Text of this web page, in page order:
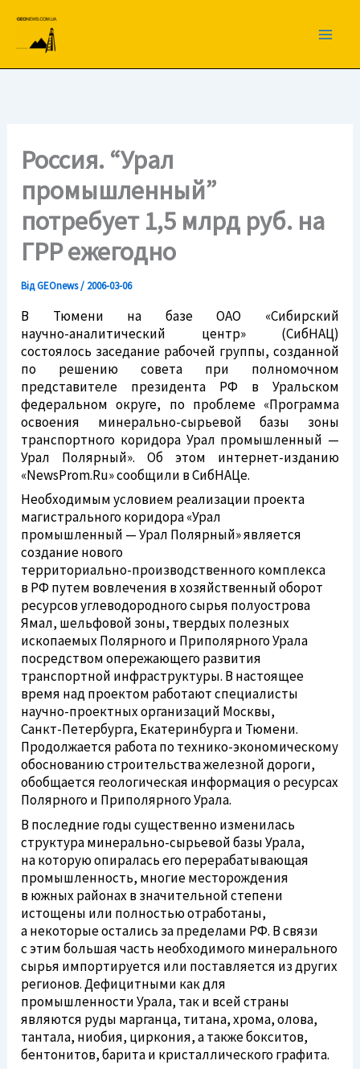
вмісту
Россия. “Урал
промышленный”
потребует 1,5 млрд руб. на
ГРР ежегодно
ВідGEOnews/ 2006-03-06
В Тюмени на базе ОАО «Сибирский
научно-аналитический центр» (СибНАЦ)
состоялось заседание рабочей группы, созданной
по решению совета при полномочном
представителе президента РФ в Уральском
федеральном округе, по проблеме «Программа
освоения минерально-сырьевой базы зоны
транспортного коридора Урал промышленный —
Урал Полярный». Об этом интернет-изданию
«NewsProm.Ru» сообщили в СибНАЦе.
Необходимым условием реализации проекта
магистрального коридора «Урал
промышленный — Урал Полярный» является
создание нового
территориально-производственногокомплекса
в РФ путем вовлечения в хозяйственный оборот
ресурсов углеводородного сырья полуострова
Ямал, шельфовой зоны, твердых полезных
ископаемых Полярного и Приполярного Урала
посредством опережающего развития
транспортной инфраструктуры. В настоящее
время над проектом работают специалисты
научно-проектных организаций Москвы,
Санкт-Петербурга, Екатеринбурга и Тюмени.
Продолжается работа потехнико-экономическому
обоснованию строительства железной дороги,
обобщается геологическая информация о ресурсах
Полярного и Приполярного Урала.
В последние годы существенно изменилась
структураминерально-сырьевойбазы Урала,
на которую опиралась его перерабатывающая
промышленность, многие месторождения
в южных районах в значительной степени
истощены или полностью отработаны,
а некоторые остались за пределами РФ. В связи
с этим большая часть необходимого минерального
сырья импортируется или поставляется из других
регионов. Дефицитными как для
промышленности Урала, так и всей страны
являются руды марганца, титана, хрома, олова,
тантала, ниобия, циркония, а также бокситов,
бентонитов, барита и кристаллического графита.